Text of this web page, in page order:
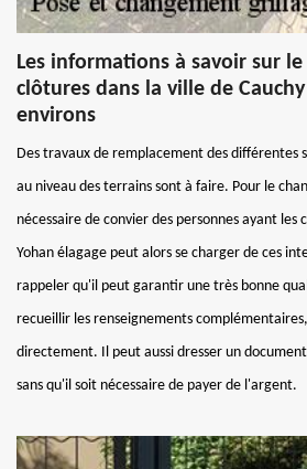
Les informations à savoir sur
clôtures dans la ville de
environs
Des travaux de remplacement des différentes
au niveau des terrains sont à faire. Pour le
nécessaire de convier des personnes ayant les
Yohan élagage peut alors se charger de ces
rappeler qu'il peut garantir une très bonne
recueillir les renseignements
directement. Il peut aussi dresser un
sans qu'il soit nécessaire de payer de l'argent.